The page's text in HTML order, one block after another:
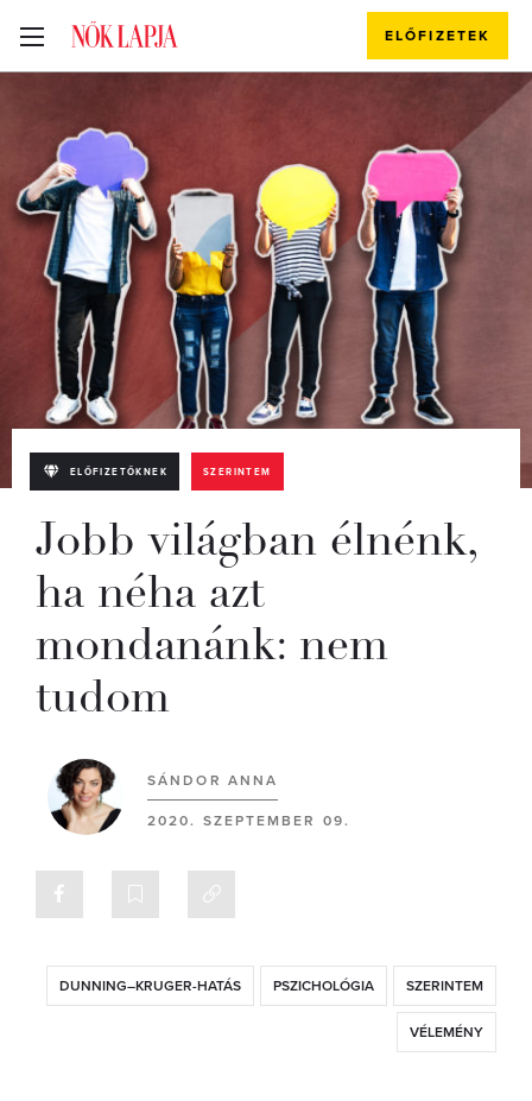
ELŐFIZETEK
ELŐFIZETŐKNEK SZERINTEM
Jobb világban élnénk,
ha néha azt
mondanánk: nem
tudom
SÁNDOR ANNA
2020. SZEPTEMBER 09.
DUNNING–KRUGER-HATÁS PSZICHOLÓGIA SZERINTEM
VÉLEMÉNY